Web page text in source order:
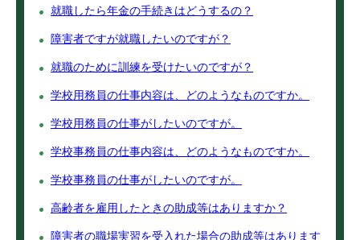
就職したら年金の手続きはどうするの？
障害者ですが就職したいのですが？
就職のために訓練を受けたいのですが？
学校用務員の仕事内容は、どのようなものですか。
学校用務員の仕事がしたいのですが。
学校事務員の仕事内容は、どのようなものですか。
学校事務員の仕事がしたいのですが。
高齢者を雇用したときの助成等はありますか？
障害者の職場実習を受入れた場合の助成等はあります